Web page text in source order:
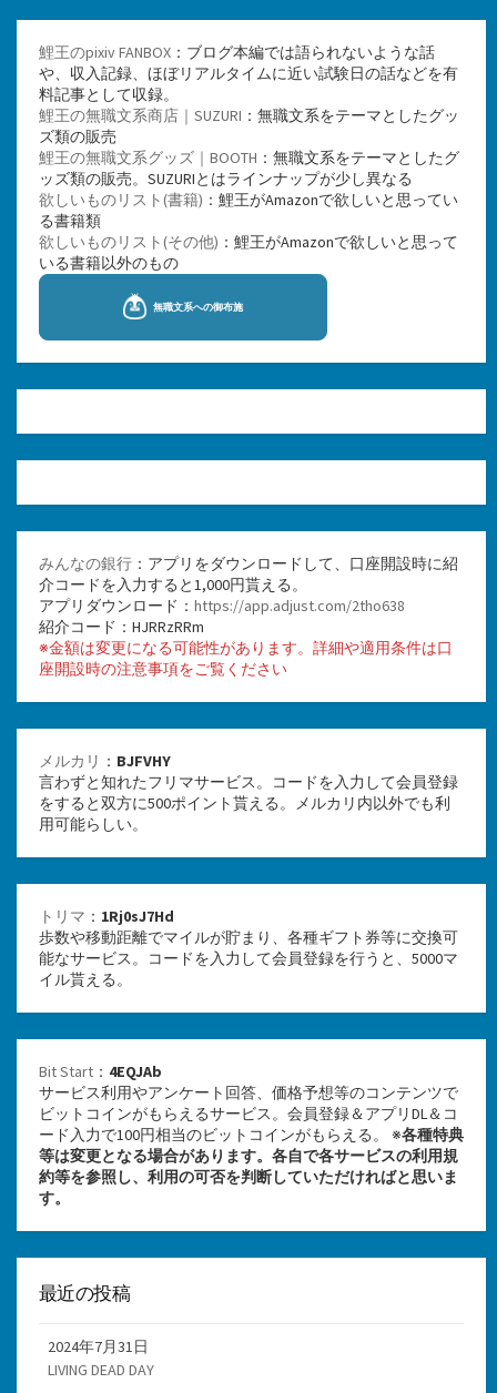
鯉王のpixiv FANBOX ：ブログ本編では語られないような話
や、収入記録、ほぼリアルタイムに近い試験日の話などを有
料記事として収録。
鯉王の無職文系商店｜SUZURI ：無職文系をテーマとしたグッ
ズ類の販売
鯉王の無職文系グッズ｜BOOTH ：無職文系をテーマとしたグ
ッズ類の販売。SUZURIとはラインナップが少し異なる
欲しいものリスト(書籍) ：鯉王がAmazonで欲しいと思ってい
る書籍類
欲しいものリスト(その他) ：鯉王がAmazonで欲しいと思って
いる書籍以外のもの
みんなの銀行 ：アプリをダウンロードして、口座開設時に紹
介コードを入力すると1,000円貰える。
アプリダウンロード： https://app.adjust.com/2tho638
紹介コード：HJRRzRRm
※金額は変更になる可能性があります。詳細や適用条件は口
座開設時の注意事項をご覧ください
メルカリ ： BJFVHY
言わずと知れたフリマサービス。コードを入力して会員登録
をすると双方に500ポイント貰える。メルカリ内以外でも利
用可能らしい。
トリマ ： 1Rj0sJ7Hd
歩数や移動距離でマイルが貯まり、各種ギフト券等に交換可
能なサービス。コードを入力して会員登録を行うと、5000マ
イル貰える。
Bit Start ： 4EQJAb
サービス利用やアンケート回答、価格予想等のコンテンツで
ビットコインがもらえるサービス。会員登録＆アプリDL＆コ
ード入力で100円相当のビットコインがもらえる。 ※各種特典
等は変更となる場合があります。各自で各サービスの利用規
約等を参照し、利用の可否を判断していただければと思いま
す。
最近の投稿
2024年7月31日
LIVING DEAD DAY